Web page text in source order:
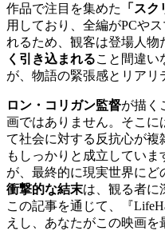
作品で注目を集めた
「ス
用しており、全編がPCや
れるため、観客は登場人物
く引き込まれること間違い
が、物語の緊張感とリアリ
ロン・コリガン監督が描く
画ではありません。そこに
て社会に対する反抗心が複
もしっかりと成立していま
が、最終的に現実世界に
衝撃的な結末は、観る者に
この記事を通じて、『
えし、あなたがこの映画を